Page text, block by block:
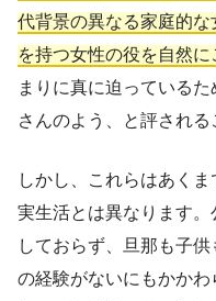
代背景の異なる家庭的
を持つ女性の役を自然に
まりに真に迫っている
さんのよう、と評される
しかし、これらはあく
実生活とは異なります
しておらず、旦那も子
の経験がないにもかか